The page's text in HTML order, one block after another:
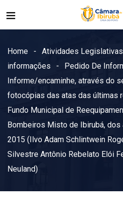
Home Atividades Legislativas
informações
Pedido De
Informe/encaminhe, através do
fotocópias das atas das últimas
Fundo Municipal de
Bombeiros Misto de Ibirubá,
2015 (Ilvo Adam Schlintwein
Silvestre Antônio Rebelato Elói
Neuland)